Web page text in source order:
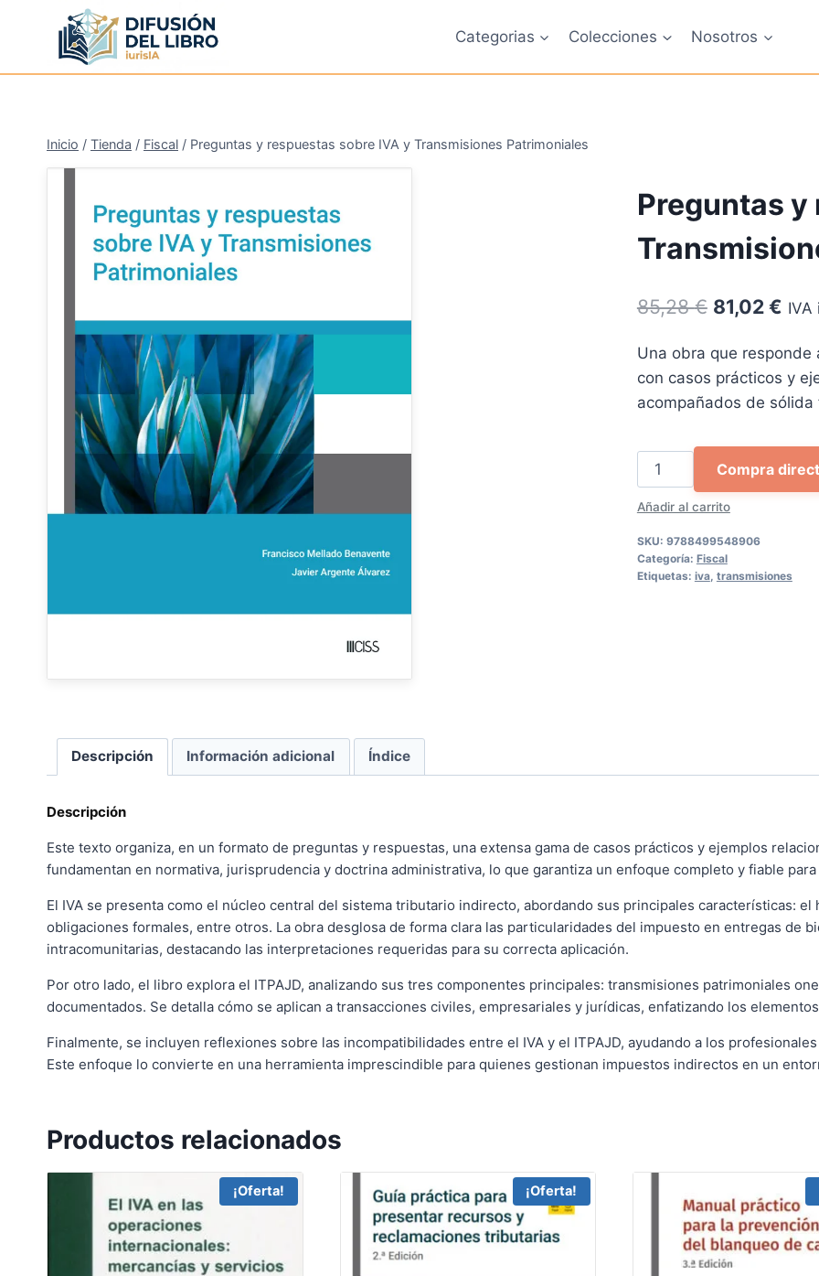
contenido
Categorias Colecciones Nosotros
Inicio / Tienda / Fiscal / Preguntas y respuestas sobre IVA y Transmisiones Patrimoniales
Preguntas y
85,28€ El
original
era:
81,02€El
es:
IVA
Una obra que
con casos prácticos y
acompañados de
Preguntas
y
respuestas
sobre
IVA
y
Añadir al carrito
Compra
SKU: 9788499548906
Categoría: Fiscal
Etiquetas: iva, transmisiones
Descripción Información adicional Índice
Descripción
Este texto organiza, en un formato de preguntas y respuestas, una extensa gama de casos prácticos y ejemplos
fundamentan en normativa, jurisprudencia y doctrina administrativa, lo que garantiza un enfoque completo y fiable
El IVA se presenta como el núcleo central del sistema tributario indirecto, abordando sus principales características:
obligaciones formales, entre otros. La obra desglosa de forma clara las particularidades del impuesto en entregas de
intracomunitarias, destacando las interpretaciones requeridas para su correcta aplicación.
Por otro lado, el libro explora el ITPAJD, analizando sus tres componentes principales: transmisiones patrimoniales
documentados. Se detalla cómo se aplican a transacciones civiles, empresariales y jurídicas, enfatizando los
Finalmente, se incluyen reflexiones sobre las incompatibilidades entre el IVA y el ITPAJD, ayudando a los
Este enfoque lo convierte en una herramienta imprescindible para quienes gestionan impuestos indirectos en un
Productos relacionados
¡Oferta! ¡Oferta!